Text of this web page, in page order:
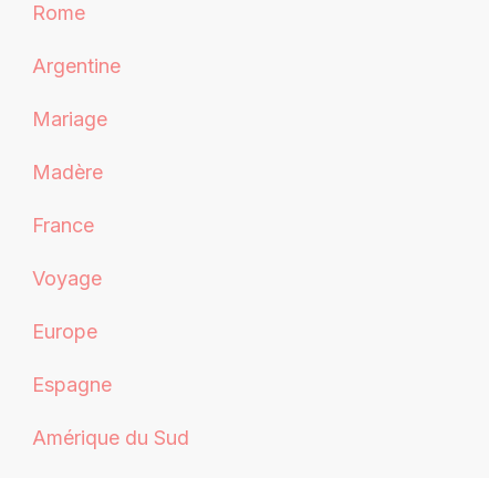
Rome
Argentine
Mariage
Madère
France
Voyage
Europe
Espagne
Amérique du Sud